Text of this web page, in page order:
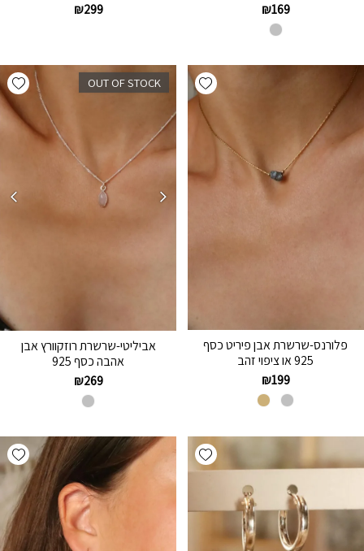
₪169
₪299
Add wishlist
פלורנס-שרשרת אבן פיריט כסף
925 או ציפוי זהב
₪199
OUT OF STOCK
אביליטי-שרשרת רוזקוורץ אבן
אהבה כסף 925
₪269
Add wishlist